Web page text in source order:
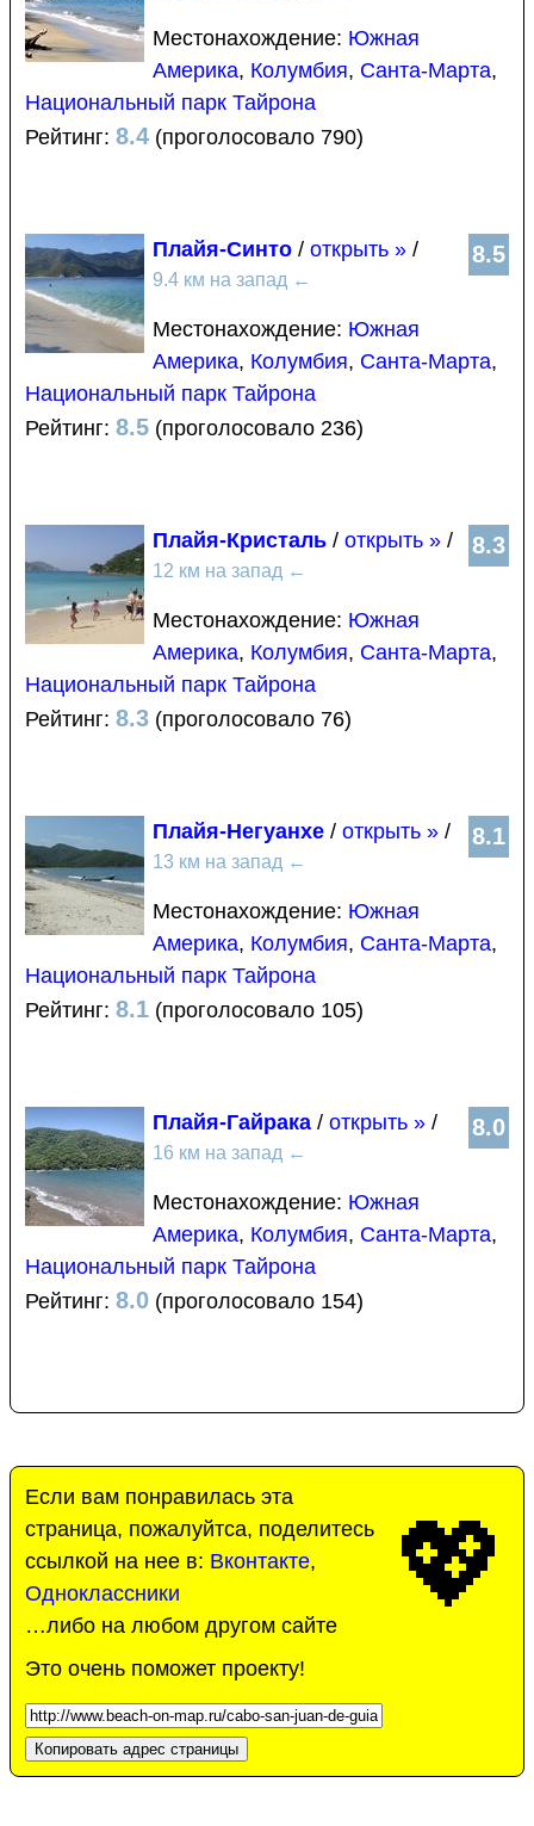
Местонахождение: Южная
Америка, Колумбия, Санта-Марта,
Национальный парк Тайрона
Рейтинг: 8.4 (проголосовало 790)
8.5
Плайя-Синто / открыть » /
9.4 км на запад ←
Местонахождение: Южная
Америка, Колумбия, Санта-Марта,
Национальный парк Тайрона
Рейтинг: 8.5 (проголосовало 236)
8.3
Плайя-Кристаль / открыть » /
12 км на запад ←
Местонахождение: Южная
Америка, Колумбия, Санта-Марта,
Национальный парк Тайрона
Рейтинг: 8.3 (проголосовало 76)
8.1
Плайя-Негуанхе / открыть » /
13 км на запад ←
Местонахождение: Южная
Америка, Колумбия, Санта-Марта,
Национальный парк Тайрона
Рейтинг: 8.1 (проголосовало 105)
8.0
Плайя-Гайрака / открыть » /
16 км на запад ←
Местонахождение: Южная
Америка, Колумбия, Санта-Марта,
Национальный парк Тайрона
Рейтинг: 8.0 (проголосовало 154)
💖
Если вам понравилась эта
страница, пожалуйтса, поделитесь
ссылкой на нее в: Вконтакте,
Одноклассники
…либо на любом другом сайте
Это очень поможет проекту!
Копировать адрес страницы